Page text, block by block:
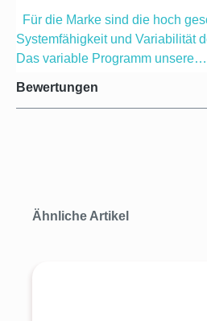
Für die Marke sind die hoch
Systemfähigkeit und Variabilität
Das variable Programm unsere…
Bewertungen
Produktgalerie überspringen
Ähnliche Artikel